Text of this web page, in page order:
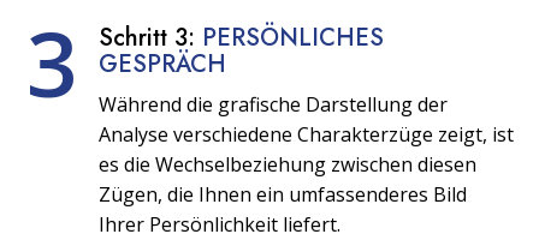
3 Schritt 3: PERSÖNLICHES
GESPRÄCH
Während die grafische Darstellung der
Analyse verschiedene Charakterzüge zeigt, ist
es die Wechselbeziehung zwischen diesen
Zügen, die Ihnen ein umfassenderes Bild
Ihrer Persönlichkeit liefert.